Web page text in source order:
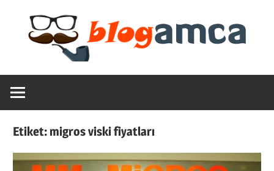
content
Blogamca
2025
Haber,
Blogların
Amcası
Etiket:migros viski fiyatları